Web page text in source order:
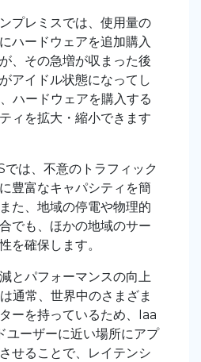
プレミスでは、使用量の
ハードウェアを追加購入
、その急増が収まった後
アイドル状態になってし
ハードウェアを購入する
ィを拡大・縮小できます
では、不意のトラフィック
豊富なキャパシティを簡
た、地域の停電や物理的
でも、ほかの地域のサー
を確保します。
とパフォーマンスの向上
通常、世界中のさまざま
ーを持っているため、Iaa
ユーザーに近い場所にアプ
せることで、レイテンシ